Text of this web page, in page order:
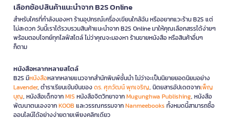
เลือกช้อปสินค้าแนะนำจาก B2S Online
สำหรับใครที่กำลังมองหา ร้านอุปกรณ์เครื่องเขียนใกล้ฉัน หรืออยากแวะร้าน B2S แต่
ไม่สะดวก วันนี้เราได้รวบรวมสินค้าแนะนำจาก B2S Online มาให้คุณเลือกสรรได้ง่ายๆ
พร้อมตอบโจทย์ทุกไลฟ์สไตล์ ไม่ว่าคุณจะมองหา ร้านขายหนังสือ หรือสินค้าอื่นๆ
ก็ตาม
หนังสือหลากหลายสไตล์
B2S มีหนังสือหลากหลายแนวจากสำนักพิมพ์ชั้นนำ ไม่ว่าจะเป็นนิยายยอดนิยมอย่าง
Lavender, ตำราเรียนเข้มข้นของดร. ศุภวัฒน์ พุกเจริญ, นิตยสารอัปเดตจากเพ็ญ
บุญ, หนังสือเด็กจากMIS หนังสือจิตวิทยาจากMugunghwa Publishing, หนังสือ
พัฒนาตนเองจากKOOB และวรรณกรรมจากNanmeebooks ทั้งหมดนี้สามารถซื้อ
ออนไลน์ได้อย่างง่ายดายเพียงคลิกเดียว